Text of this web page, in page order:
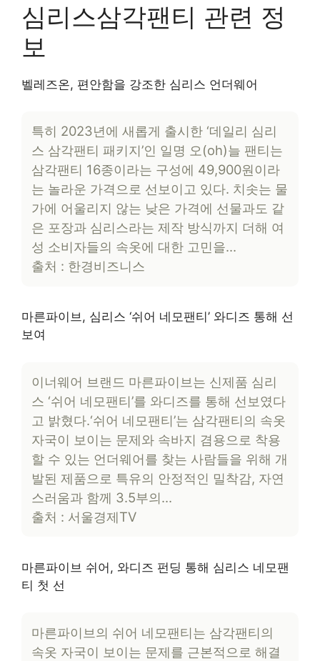
심리스삼각팬티 관련 정
보
벨레즈온, 편안함을 강조한 심리스 언더웨어
특히 2023년에 새롭게 출시한 ‘데일리 심리
스 삼각팬티 패키지’인 일명 오(oh)늘 팬티는
삼각팬티 16종이라는 구성에 49,900원이라
는 놀라운 가격으로 선보이고 있다. 치솟는 물
가에 어울리지 않는 낮은 가격에 선물과도 같
은 포장과 심리스라는 제작 방식까지 더해 여
성 소비자들의 속옷에 대한 고민을…
출처 : 한경비즈니스
마른파이브, 심리스 ‘쉬어 네모팬티’ 와디즈 통해 선
보여
이너웨어 브랜드 마른파이브는 신제품 심리
스 ‘쉬어 네모팬티’를 와디즈를 통해 선보였다
고 밝혔다.‘쉬어 네모팬티’는 삼각팬티의 속옷
자국이 보이는 문제와 속바지 겸용으로 착용
할 수 있는 언더웨어를 찾는 사람들을 위해 개
발된 제품으로 특유의 안정적인 밀착감, 자연
스러움과 함께 3.5부의…
출처 : 서울경제TV
마른파이브 쉬어, 와디즈 펀딩 통해 심리스 네모팬
티 첫 선
마른파이브의 쉬어 네모팬티는 삼각팬티의
속옷 자국이 보이는 문제를 근본적으로 해결